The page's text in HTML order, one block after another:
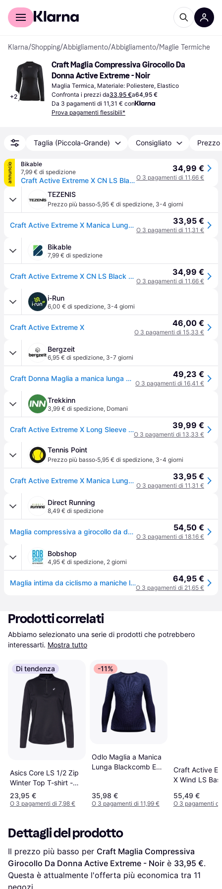
Per il tuo shopping
Klarna/Shopping/Abbigliamento/Abbigliamento/Maglie Termiche
+2
Craft Maglia Compressiva Girocollo Da
Donna Active Extreme - Noir
Maglia Termica, Materiale: Poliestere, Elastico
Confronta i prezzi da33,95 €a64,95 €
Da 3 pagamenti di 11,31 € con
Prova pagamenti flessibili*
Taglia (Piccola-Grande) Consigliato
annuncio
Bikable
7,99 € di spedizione
Craft Active Extreme X CN LS Black Women
34,99 €
O 3 pagamenti di 11,66 €
TEZENIS
Prezzo più basso·5,95 € di spedizione, 3-4 giorni
Craft Active Extreme X Manica Lunga Donna - Nero - nero 33,95 €
O 3 pagamenti di 11,31 €
Bikable
7,99 € di spedizione
Craft Active Extreme X CN LS Black Women 34,99 €
O 3 pagamenti di 11,66 €
i-Run
6,00 € di spedizione, 3-4 giorni
Craft Active Extreme X 46,00 €
O 3 pagamenti di 15,33 €
Bergzeit
6,95 € di spedizione, 3-7 giorni
Craft Donna Maglia a manica lunga Active Extreme X Cn - Nero 49,23 €
O 3 pagamenti di 16,41 €
Trekkinn
3,99 € di spedizione, Domani
Craft Active Extreme X Long Sleeve Base Layer Nero L Donna 39,99 €
O 3 pagamenti di 13,33 €
Tennis Point
Prezzo più basso·5,95 € di spedizione, 3-4 giorni
Craft Active Extreme X Manica Lunga Donna - Nero - nero 33,95 €
O 3 pagamenti di 11,31 €
Direct Running
8,49 € di spedizione
Maglia compressiva a girocollo da donna Craft Active Extreme - Noir 54,50 €
O 3 pagamenti di 18,16 €
Bobshop
4,95 € di spedizione, 2 giorni
Maglia intima da ciclismo a maniche lunghe donna Active Extreme X - nero 64,95 €
O 3 pagamenti di 21,65 €
Prodotti correlati
Abbiamo selezionato una serie di prodotti che potrebbero
interessarti. Mostra tutto
Di tendenza
Asics Core LS 1/2 Zip
Winter Top T-shirt -
Nero
23,95 €
O 3 pagamenti di 7,98 €
-11%
Odlo Maglia a Manica
Lunga Blackcomb Eco
35,98 €
O 3 pagamenti di 11,99 €
Craft Active
X Wind LS
55,49 €
O 3 pagamenti di
Dettagli del prodotto
Il prezzo più basso per Craft Maglia Compressiva
Girocollo Da Donna Active Extreme - Noir è 33,95 €.
Questa è attualmente l'offerta più economica tra 11